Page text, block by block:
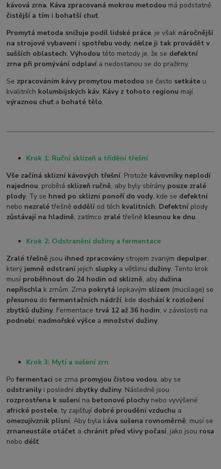
kávová zrna. Káva zpracovaná mokrou metodou má podstatně
čistější a tím i bohatší chuť.
Promytá metoda snižuje podíl lidské práce, je však náročnější
na strojové vybavení i spotřebu vody, nelze ji tak provádět v
sušších oblastech.Výhodou této metody je, že se defektní
zrna při promývání odplaví a nedostanou se do pražírny.
Se zpracováním kávy promytou metodou se často setkáte u
kvalitních kolumbijských káv. Kávy z tohoto regionu mají
výraznou chuťa bohaté tělo.
Krok 1: Ruční sklizeň a třídění třešní
Vše začíná sklizní kávových třešní. Protože kávovníky neplodí
najednou, probíhá sklizeň ručně, aby byly sbírány pouze zralé
plody. Ty se hned po sklizni ponoří do vody, kde se defektní
nebo nezralé třešně oddělí od těch kvalitních. Defektní plody
zůstávají na hladině, zatímco zralé třešně klesnou ke dnu.
Krok 2: Odstranění dužiny a fermentace
Zralé třešně jsou ihned zpracoványstrojem zvaným depulper,
který jemně odstraní jejich slupkya většinu dužiny. Tento krok
musí proběhnout do 24 hodin od sklizně, aby dužina
nepřischla k zrnům. Zrna pokrytá lepkavým slizem (mucilage) se
přesunou dofermentačních nádrží, kde dochází k rozložení
zbytků dužiny. Fermentace trvá 12 až 36 hodin, v závislosti na
podnebí, nadmořské výšce a množství dužiny.
Krok 3: Mytí a sušení zrn
Pofermentaci se zrna promyjou čistou vodou, aby se
odstranilyi poslední zbytky dužiny. Následně jsou
rozprostřena k sušení na betonové plochynebo vyvýšené
africké postele, ty zajišťují dobré proudění vzduchu a
omezujívznik plísní. Aby byla káva sušena rovnoměrně, musí se
zrnaneustále otáčet a chránit před vlivy počasí, jako jsou rosa
nebo déšť.